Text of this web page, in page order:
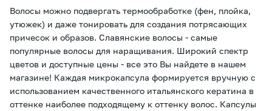
Волосы можно подвергать термообработке (фен, плойка,
утюжек) и даже тонировать для создания потрясающих
причесок и образов. Славянские волосы - самые
популярные волосы для наращивания. Широкий спектр
цветов и доступные цены - все это Вы найдете в нашем
магазине! Каждая микрокапсула формируется вручную с
использованием качественного итальянского кератина в
оттенке наиболее подходящему к оттенку волос. Капсулы